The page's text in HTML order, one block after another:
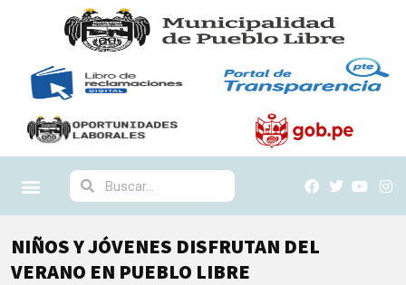
NIÑOS Y JÓVENES DISFRUTAN DEL
VERANO EN PUEBLO LIBRE